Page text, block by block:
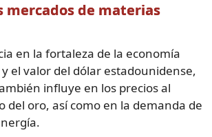
mercados de materias
en la fortaleza de la economía
el valor del dólar estadounidense,
influye en los precios al
del oro, así como en la demanda de